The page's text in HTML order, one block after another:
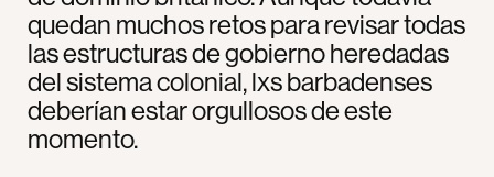
quedan muchos retos para revisar todas
las estructuras de gobierno heredadas
del sistema colonial, lxs barbadenses
deberían estar orgullosos de este
momento.